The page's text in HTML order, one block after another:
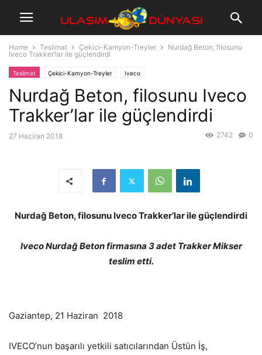
Home Teslimat Çekici-Kamyon-Treyler
Nurdağ Beton, filosunu
Iveco Trakker’lar ile güçlendirdi
Teslimat Çekici-Kamyon-Treyler Iveco
Nurdağ Beton, filosunu Iveco
Trakker’lar ile güçlendirdi
27 Haziran 2018 0
2742
Nurdağ Beton, filosunu Iveco Trakker’lar ile güçlendirdi
Iveco Nurdağ Beton firmasına 3 adet Trakker Mikser
teslim etti.
Gaziantep, 21 Haziran 2018
IVECO’nun başarılı yetkili satıcılarından Üstün İş,